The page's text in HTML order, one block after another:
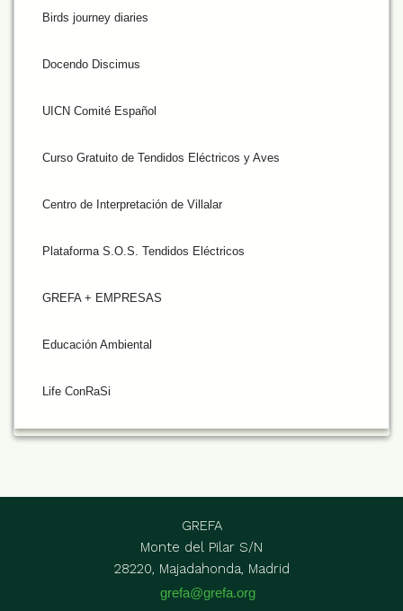
Birds journey diaries
Docendo Discimus
UICN Comité Español
Curso Gratuito de Tendidos Eléctricos y Aves
Centro de Interpretación de Villalar
Plataforma S.O.S. Tendidos Eléctricos
GREFA + EMPRESAS
Educación Ambiental
Life ConRaSi
GREFA
Monte del Pilar S/N
28220, Majadahonda, Madrid
grefa@grefa.org